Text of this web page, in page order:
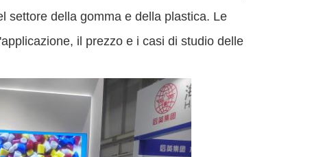
settore della gomma e della plastica. Le
il prezzo e i casi di studio delle